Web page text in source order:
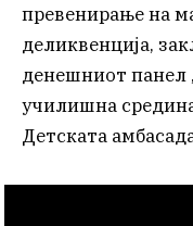
превенирање на
деликвенција,
денешниот панел
училишна
Детската